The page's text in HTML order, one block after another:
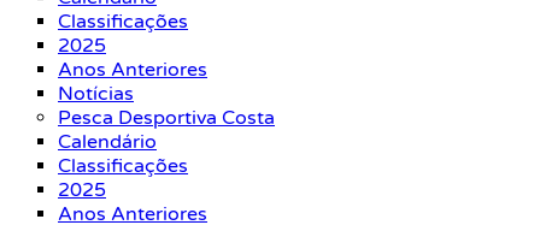
Classificações
2025
Anos Anteriores
Notícias
Pesca Desportiva Costa
Calendário
Classificações
2025
Anos Anteriores